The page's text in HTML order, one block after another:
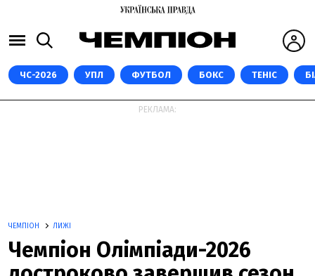
ЧС-2026 УПЛ ФУТБОЛ БОКС ТЕНІС
РЕКЛАМА:
ЧЕМПІОН ЛИЖІ
Чемпіон Олімпіади-2026